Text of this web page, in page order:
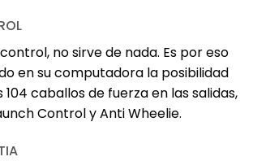
no sirve de nada. Es por eso
en su computadora la posibilidad
caballos de fuerza en las salidas,
Control y Anti Wheelie.